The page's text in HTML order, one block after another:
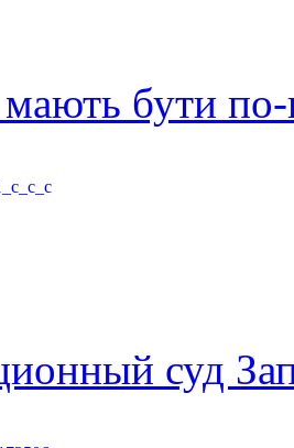
бути по-
суд